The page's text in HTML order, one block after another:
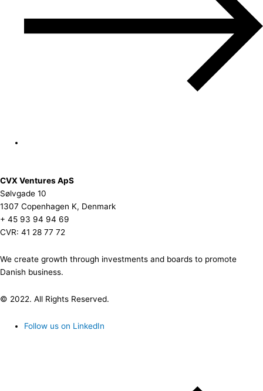
CVX Ventures ApS
Sølvgade 10
1307 Copenhagen K, Denmark
+ 45 93 94 94 69
CVR: 41 28 77 72
We create growth through investments and boards to promote
Danish business.
© 2022. All Rights Reserved.
Follow us on LinkedIn